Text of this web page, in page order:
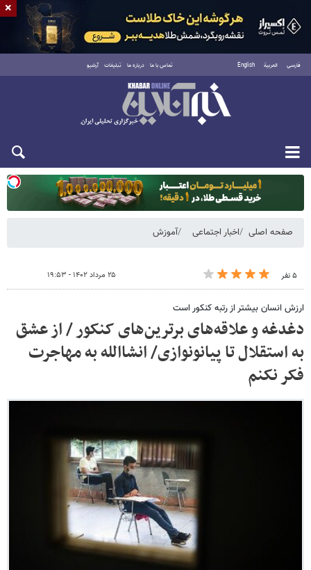
فارسی العربية English تماس با ما درباره ما تبلیغات آرشیو
یکشنبه ۱۸ مرداد ۱۴۰۵
صفحه اصلی اخبار اجتماعی آموزش
۵ نفر ۲۵ مرداد ۱۴۰۲ - ۱۹:۵۳
ارزش انسان بیشتر از رتبه کنکور است
دغدغه و علاقه‌های برترین‌های کنکور / از عشق
به استقلال تا پیانونوازی/ انشاالله به‌ مهاجرت
فکر نکنم
×